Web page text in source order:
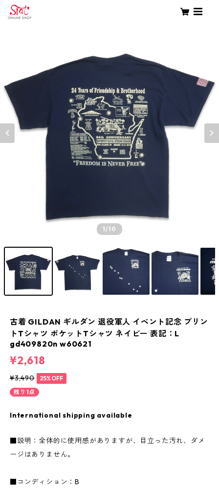
1/10
古着 GILDAN ギルダン 退役軍人 イベント記念 プリン
トTシャツ ポケットTシャツ ネイビー 表記：L
gd409820n w60621
¥2,618
¥3,490
25%OFF
残り1点
International shipping available
■説明：全体的に使用感がありますが、目立った汚れ、ダメ
ージはありません。
■コンディション：B